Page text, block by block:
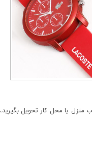
یا محل کار تحویل